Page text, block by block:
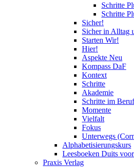
Schritte
Schritte
Sicher!
Sicher in Alltag
Starten Wir!
Hier!
Aspekte Neu
Kompass DaF
Kontext
Schritte
Akademie
Schritte im Beruf
Momente
Vielfalt
Fokus
Unterwegs
Alphabetisierungskurs
Leesboeken Duits
Praxis Verlag